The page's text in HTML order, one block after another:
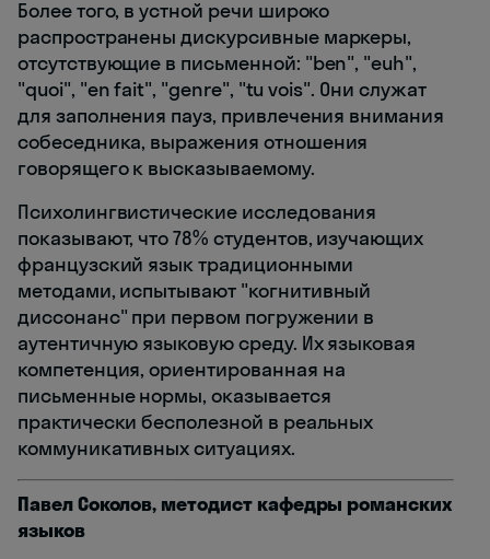
Более того, в устной речи широко
распространены дискурсивные маркеры,
отсутствующие в письменной: "ben", "euh",
"quoi", "en fait", "genre", "tu vois". Они служат
для заполнения пауз, привлечения внимания
собеседника, выражения отношения
говорящего к высказываемому.
Психолингвистические исследования
показывают, что 78% студентов, изучающих
французский язык традиционными
методами, испытывают "когнитивный
диссонанс" при первом погружении в
аутентичную языковую среду. Их языковая
компетенция, ориентированная на
письменные нормы, оказывается
практически бесполезной в реальных
коммуникативных ситуациях.
Павел Соколов, методист кафедры романских
языков